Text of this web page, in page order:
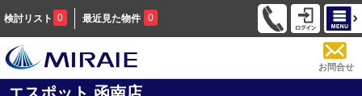
検討リスト 0 最近見た物件 0
お問合せ